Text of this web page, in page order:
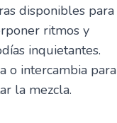
disponibles para
ritmos y
inquietantes.
o intercambia para
la mezcla.